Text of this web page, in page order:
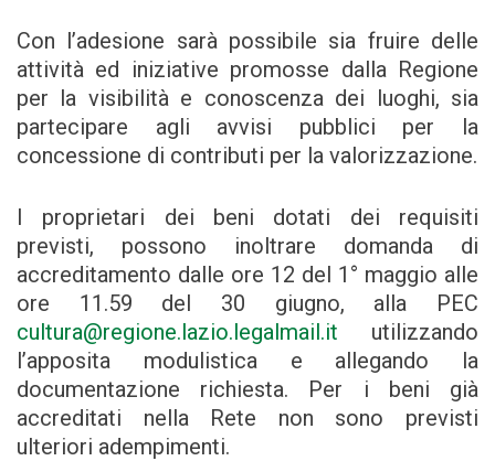
Con l’adesione sarà possibile sia fruire delle
attività ed iniziative promosse dalla Regione
per la visibilità e conoscenza dei luoghi, sia
partecipare agli avvisi pubblici per la
concessione di contributi per la valorizzazione.
I proprietari dei beni dotati dei requisiti
previsti, possono inoltrare domanda di
accreditamento dalle ore 12 del 1° maggio alle
ore 11.59 del 30 giugno, alla PEC
cultura@regione.lazio.legalmail.it utilizzando
l’apposita modulistica e allegando la
documentazione richiesta. Per i beni già
accreditati nella Rete non sono previsti
ulteriori adempimenti.